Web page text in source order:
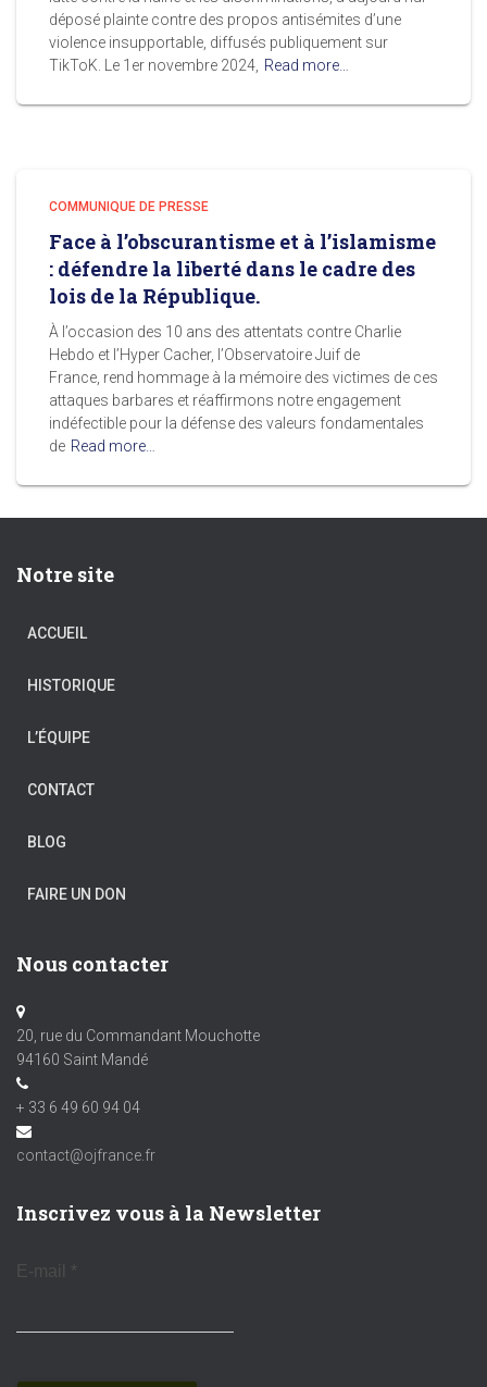
déposé plainte contre des propos antisémites d’une
violence insupportable, diffusés publiquement sur
TikToK. Le 1er novembre 2024, Read more…
COMMUNIQUE DE PRESSE
Face à l’obscurantisme et à l’islamisme
: défendre la liberté dans le cadre des
lois de la République.
À l’occasion des 10 ans des attentats contre Charlie
Hebdo et l’Hyper Cacher, l’Observatoire Juif de
France, rend hommage à la mémoire des victimes de ces
attaques barbares et réaffirmons notre engagement
indéfectible pour la défense des valeurs fondamentales
de Read more…
Notre site
ACCUEIL
HISTORIQUE
L’ÉQUIPE
CONTACT
BLOG
FAIRE UN DON
Nous contacter
20, rue du Commandant Mouchotte
94160 Saint Mandé
+ 33 6 49 60 94 04
contact@ojfrance.fr
Inscrivez vous à la Newsletter
E-mail *